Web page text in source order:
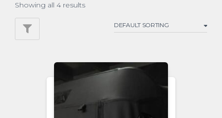
Showing all 4 results